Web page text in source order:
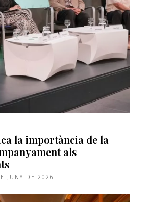
la importància de la
als
JUNY DE 2026